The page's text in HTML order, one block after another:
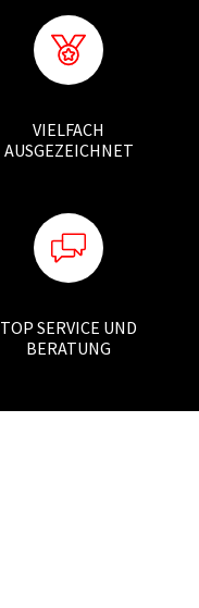
VIELFACH
AUSGEZEICHNET
TOP SERVICE UND
BERATUNG